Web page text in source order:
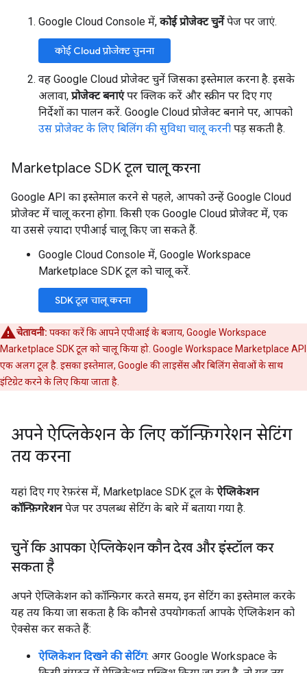
Google Cloud Console में, कोई प्रोजेक्ट चुनेंपेज पर जाएं.
कोई Cloud प्रोजेक्ट चुनना
वह Google Cloud प्रोजेक्ट चुनें जिसका इस्तेमाल करना है. इसके
अलावा, प्रोजेक्ट बनाएंपर क्लिक करें और स्क्रीन पर दिए गए
निर्देशों का पालन करें. Google Cloud प्रोजेक्ट बनाने पर, आपको
उस प्रोजेक्ट के लिए बिलिंग की सुविधा चालू करनी पड़ सकती है.
Marketplace SDK टूल चालू करना
Google API का इस्तेमाल करने से पहले, आपको उन्हें Google Cloud
प्रोजेक्ट में चालू करना होगा. किसी एक Google Cloud प्रोजेक्ट में, एक
या उससे ज़्यादा एपीआई चालू किए जा सकते हैं.
Google Cloud Console में, Google Workspace
Marketplace SDK टूल को चालू करें.
SDK टूल चालू करना
चेतावनी: पक्का करें कि आपने एपीआई के बजाय, Google Workspace
Marketplace SDK टूल को चालू किया हो. Google Workspace Marketplace API
एक अलग टूल है. इसका इस्तेमाल, Google की लाइसेंस और बिलिंग सेवाओं के साथ
इंटिग्रेट करने के लिए किया जाता है.
अपने ऐप्लिकेशन के लिए कॉन्फ़िगरेशन सेटिंग
तय करना
यहां दिए गए रेफ़रंस में, Marketplace SDK टूल के ऐप्लिकेशन
कॉन्फ़िगरेशनपेज पर उपलब्ध सेटिंग के बारे में बताया गया है.
चुनें कि आपका ऐप्लिकेशन कौन देख और इंस्टॉल कर
सकता है
अपने ऐप्लिकेशन को कॉन्फ़िगर करते समय, इन सेटिंग का इस्तेमाल करके
यह तय किया जा सकता है कि कौनसे उपयोगकर्ता आपके ऐप्लिकेशन को
ऐक्सेस कर सकते हैं:
ऐप्लिकेशन दिखने की सेटिंग: अगर Google Workspace के